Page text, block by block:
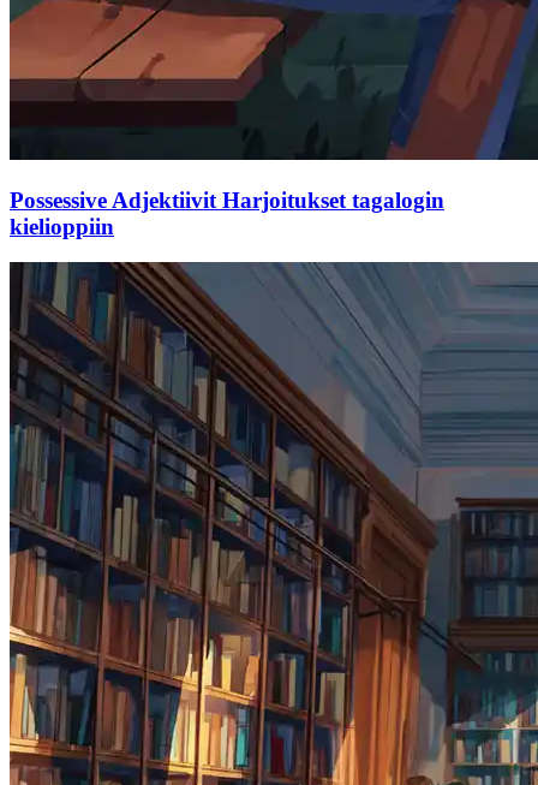
Possessive Adjektiivit Harjoitukset tagalogin
kielioppiin